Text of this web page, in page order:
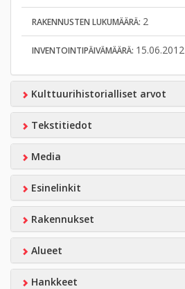
RAKENNUSTEN LUKUMÄÄRÄ: 2
INVENTOINTIPÄIVÄMÄÄRÄ: 15.06.2012
Kulttuurihistorialliset arvot
Tekstitiedot
Media
Esinelinkit
Rakennukset
Alueet
Hankkeet